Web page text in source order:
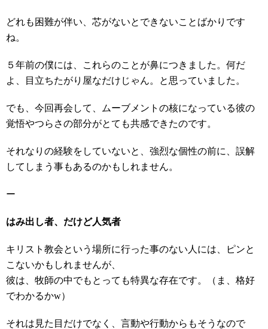
どれも困難が伴い、芯がないとできないことばかりです
ね。
５年前の僕には、これらのことが鼻につきました。何だ
よ、目立ちたがり屋なだけじゃん。と思っていました。
でも、今回再会して、ムーブメントの核になっている彼の
覚悟やつらさの部分がとても共感できたのです。
それなりの経験をしていないと、強烈な個性の前に、誤解
してしまう事もあるのかもしれません。
ー
はみ出し者、だけど人気者
キリスト教会という場所に行った事のない人には、ピンと
こないかもしれませんが、
彼は、牧師の中でもとっても特異な存在です。（ま、格好
でわかるかw）
それは見た目だけでなく、言動や行動からもそうなので